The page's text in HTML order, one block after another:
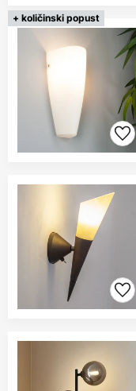
+ količinski popust